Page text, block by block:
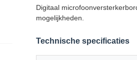
Digitaal
mogelijkheden.
Technische specificaties